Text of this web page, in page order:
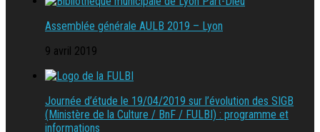
Assemblée générale AULB 2019 – Lyon
9 avril 2019
Journée d’étude le 19/04/2019 sur l’évolution des SIGB
(Ministère de la Culture / BnF / FULBI) : programme et
informations